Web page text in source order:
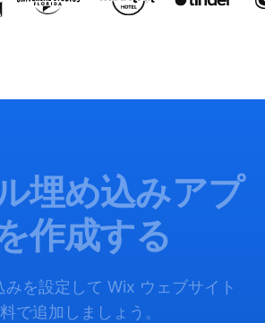
埋め込みアプ
作成する
みを設定して Wix ウェブサイト
で追加しましょう。